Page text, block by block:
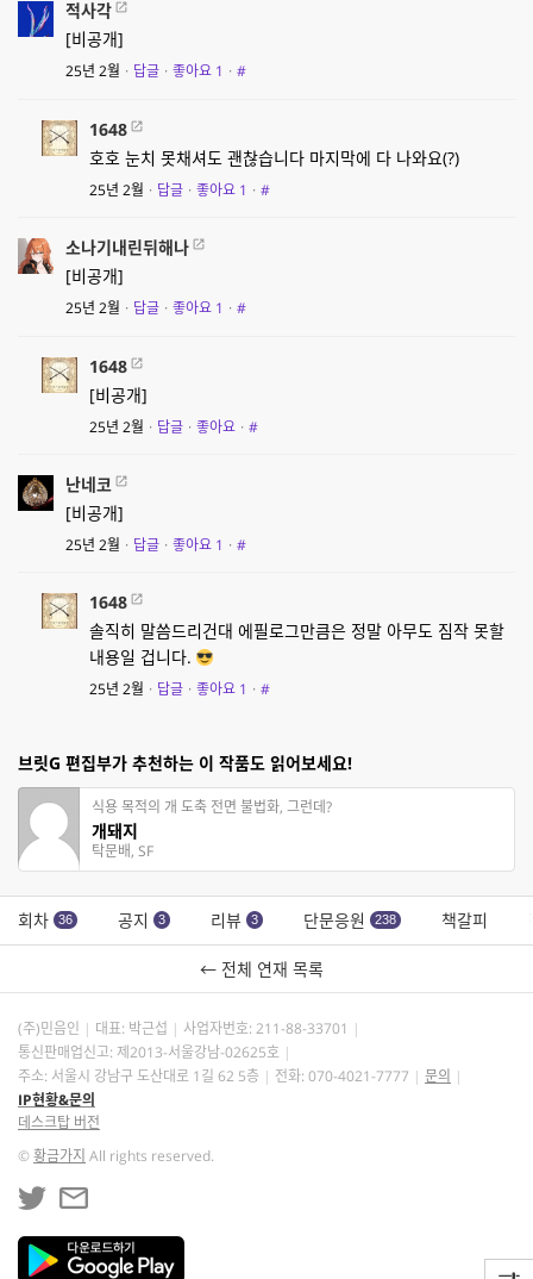
적사각
[비공개]
25년 2월 · 답글 · 좋아요 1 · #
1648
호호 눈치 못채셔도 괜찮습니다 마지막에 다 나와요(?)
25년 2월 · 답글 · 좋아요 1 · #
소나기내린뒤해나
[비공개]
25년 2월 · 답글 · 좋아요 1 · #
1648
[비공개]
25년 2월 · 답글 · 좋아요 · #
난네코
[비공개]
25년 2월 · 답글 · 좋아요 1 · #
1648
솔직히 말씀드리건대 에필로그만큼은 정말 아무도 짐작 못할
내용일 겁니다.
25년 2월 · 답글 · 좋아요 1 · #
브릿G 편집부가 추천하는 이 작품도 읽어보세요!
식용 목적의 개 도축 전면 불법화, 그런데?
개돼지
탁문배, SF
회차 36 공지 3 리뷰 3 단문응원 238 책갈피
← 전체 연재 목록
(주)민음인 대표: 박근섭 사업자번호: 211-88-33701
통신판매업신고: 제2013-서울강남-02625호
주소: 서울시 강남구 도산대로 1길 62 5층
전화: 070-4021-7777
문의
IP현황&문의
데스크탑 버전
©황금가지 All rights reserved.